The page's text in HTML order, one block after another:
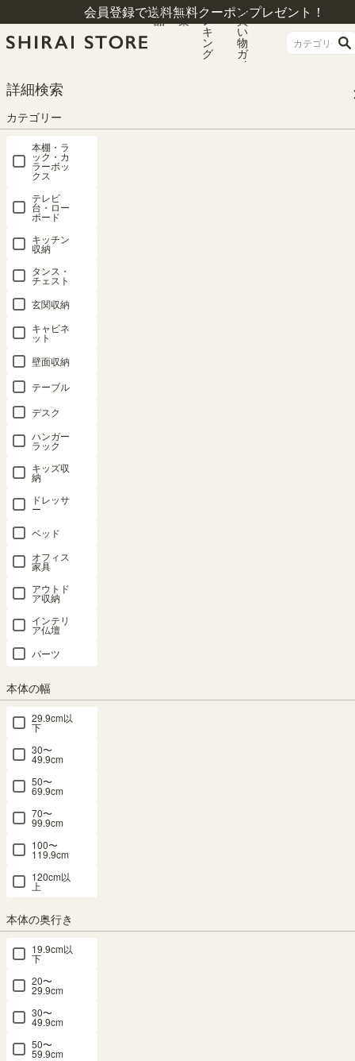
会員登録で送料無料クーポンプレゼント！
商
品
特
集
ラ
ン
キ
ン
グ
お
買
い
物
ガ
イ
詳細検索
カテゴリー
本棚・ラ
ック・カ
ラーボッ
クス
テレビ
台・ロー
ボード
キッチン
収納
タンス・
チェスト
玄関収納
キャビネ
ット
壁面収納
テーブル
デスク
ハンガー
ラック
キッズ収
納
ドレッサ
ー
ベッド
オフィス
家具
アウトド
ア収納
インテリ
ア仏壇
パーツ
本体の幅
29.9cm以
下
30〜
49.9cm
50〜
69.9cm
70〜
99.9cm
100〜
119.9cm
120cm以
上
本体の奥行き
19.9cm以
下
20〜
29.9cm
30〜
49.9cm
50〜
59.9cm
HOME カテゴリー
キャビネット 棚 幅117cm 高さ72cm ナチュラルブラウン 引き戸 50V型対応 テ
レビ台 ミドルボード 収納 リビング ジャパンディ 北欧 アトモナ AMN-7012SDN
A
凛とした、やすらぎの場所。
ジャパンディスタイルのキャビネット。北欧の雰囲気をベースに和風
ちりばめたデザインで心安らぐ空間をつくります。
ュラルブラウン 引き戸 50V型対応 テレビ
台 ミドルボード 収納 リビング ジャパン
ディ 北欧 アトモナ AMN-7012SDNA
幅116.3 × 奥行38.5 × 高さ71.6（cm）
アトモナ